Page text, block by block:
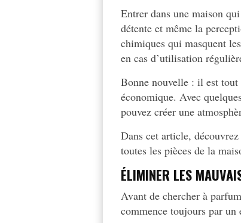
Entrer dans une maison
détente et même la
chimiques qui masquent
en cas d’utilisation
Bonne nouvelle : il est
économique. Avec
pouvez créer une
Dans cet article,
toutes les pièces de la
ÉLIMINER LES
Avant de chercher à
commence toujours par un